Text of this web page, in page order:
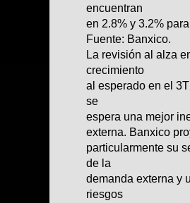
encuentran
en 2.8% y 3.2%
Fuente: Banxico.
La revisión al alza
crecimiento
al esperado en el
se
espera una mejor
externa. Banxico
particularmente su
de la
demanda externa y
riesgos